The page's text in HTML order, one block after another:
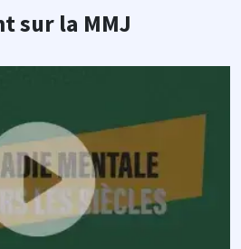
sur la MMJ